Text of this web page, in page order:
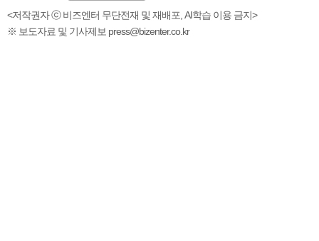
<저작권자 ⓒ 비즈엔터 무단전재 및 재배포, AI학습 이용 금지>
※ 보도자료 및 기사제보 press@bizenter.co.kr